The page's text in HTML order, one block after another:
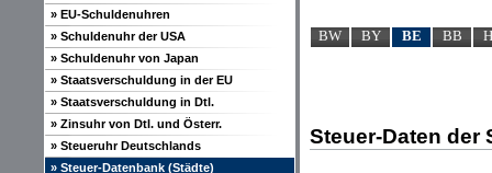
» EU-Schuldenuhren
» Schuldenuhr der USA
» Schuldenuhr von Japan
» Staatsverschuldung in der EU
» Staatsverschuldung in Dtl.
» Zinsuhr von Dtl. und Österr.
» Steueruhr Deutschlands
» Steuer-Datenbank (Städte)
BW BY BE BB
Steuer-Daten der